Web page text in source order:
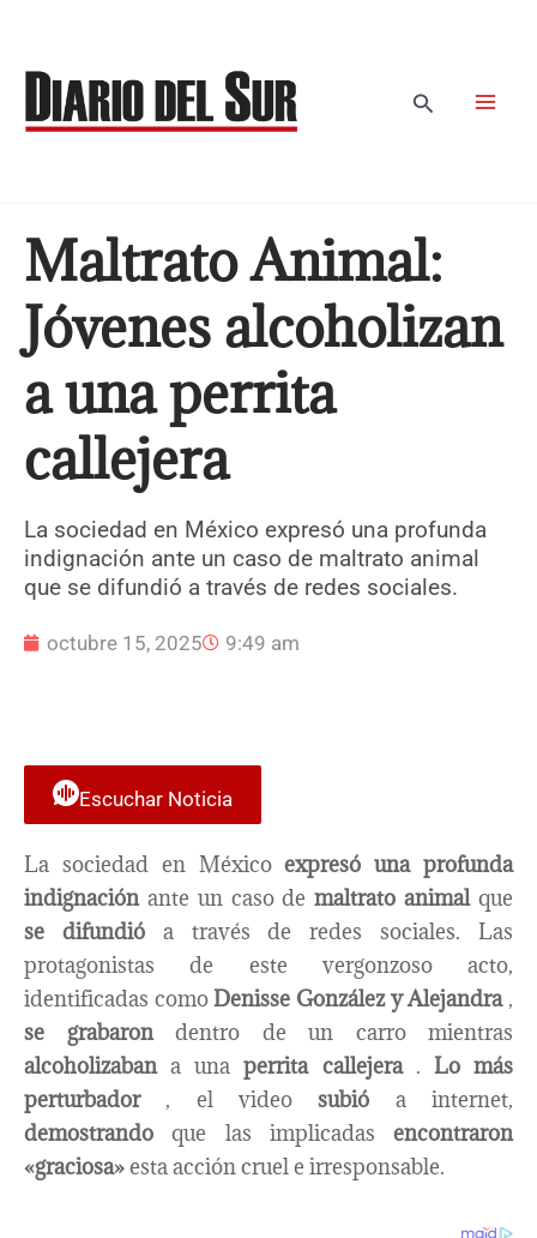
contenido
Buscar
Maltrato Animal:
Jóvenes alcoholizan
a una perrita
callejera
La sociedad en México expresó una profunda
indignación ante un caso de maltrato animal
que se difundió a través de redes sociales.
octubre 15, 2025 9:49 am
Escuchar Noticia
La sociedad en Méxicoexpresó una profunda
indignaciónante un caso demaltrato animalque
se difundióa través de redes sociales. Las
protagonistas de este vergonzoso acto,
identificadas comoDenisse González y Alejandra,
se grabarondentro de un carro mientras
alcoholizabana unaperrita callejera. Lo más
perturbador, el videosubió a internet,
demostrando que las implicadas encontraron
«graciosa»esta acción cruel e irresponsable.